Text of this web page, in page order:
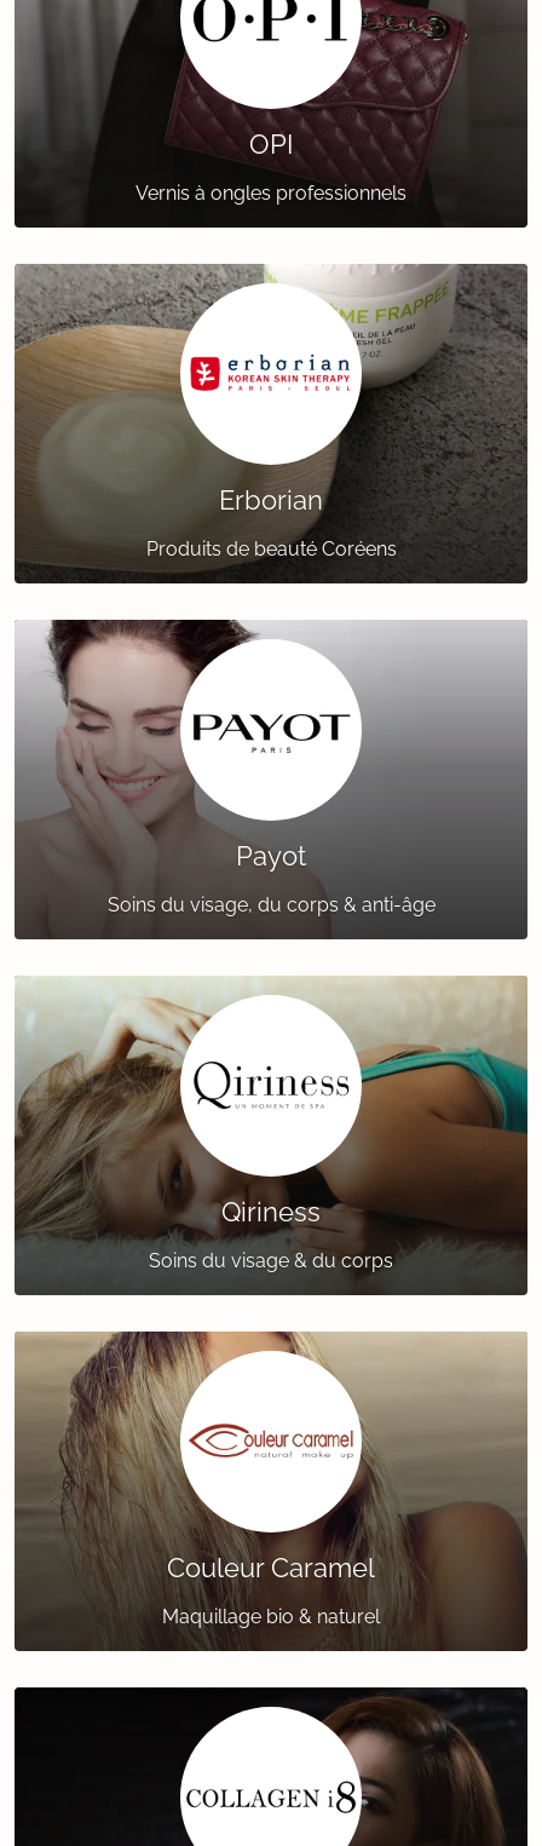
OPI
Vernis à ongles professionnels
Erborian
Produits de beauté Coréens
Payot
Soins du visage, du corps & anti-âge
Qiriness
Soins du visage & du corps
Couleur Caramel
Maquillage bio & naturel